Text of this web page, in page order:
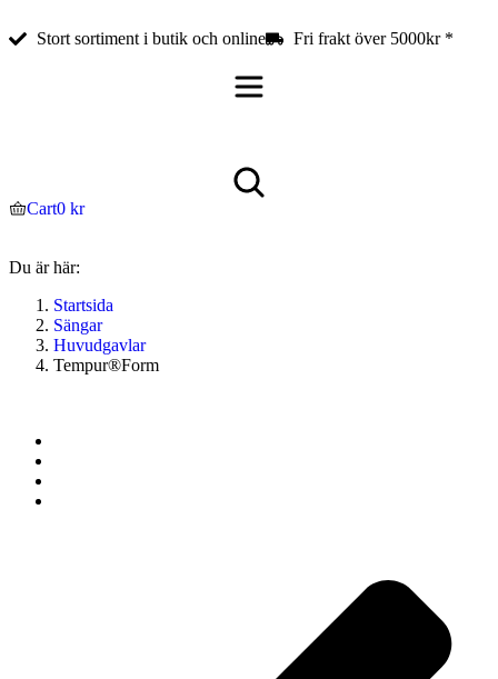
Stort sortiment i butik och online Fri frakt över 5000kr *
Cart0 kr
Du är här:
Startsida
Sängar
Huvudgavlar
Tempur®Form